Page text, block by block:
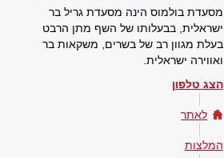
מסעדת בולמוס הינה מסעדת גריל בר
ישראלית, בבעלותו של השף מתן הרבט
בעלת מגוון רב של בשרים, משקאות בר
ואווירה ישראלית.
הצג טלפון
לאתר
המלצות